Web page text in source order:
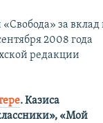
за вклад
2008 года
редакции
.Казиса
«Мой